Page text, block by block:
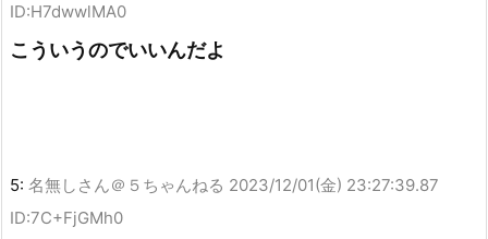
ID:H7dwwlMA0
こういうのでいいんだよ
5: 名無しさん＠５ちゃんねる 2023/12/01(金) 23:27:39.87
ID:7C+FjGMh0